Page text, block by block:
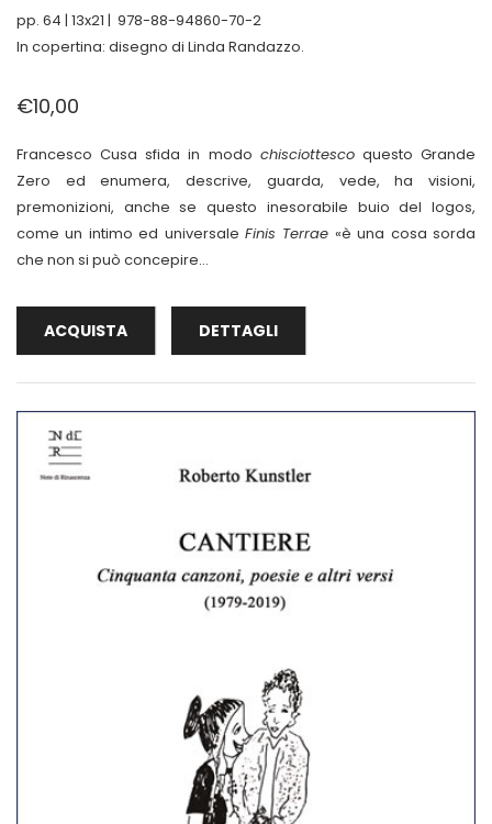
pp. 64 | 13x21 | 978-88-94860-70-2
In copertina: disegno di Linda Randazzo.
€10,00
Francesco Cusa sfida in modo chisciottescoquesto Grande
Zero ed enumera, descrive, guarda, vede, ha visioni,
premonizioni, anche se questo inesorabile buio del logos,
come un intimo ed universale Finis Terrae «è una cosa sorda
che non si può concepire...
ACQUISTA DETTAGLI